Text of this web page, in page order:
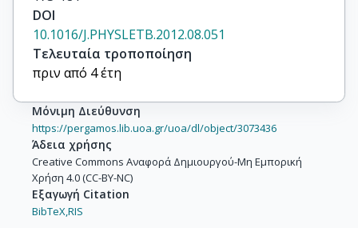
Barbaro-Galtieri, A.
Barnes, V.E.
Barnett, B.A.
Barria, P.
Bartos, P.
Bauce, M.
Bedeschi, F.
Behari, S.
Bellettini, G.
Bellinger, J.
Benjamin, D.
Beretvas, A.
DOI
10.1016/J.PHYSLETB.2012.08.051
Τελευταία τροποποίηση
πριν από 4 έτη
Μόνιμη Διεύθυνση
https://pergamos.lib.uoa.gr/uoa/dl/object/3073436
Άδεια χρήσης
Creative Commons Αναφορά Δημιουργού-Μη Εμπορική
Χρήση 4.0 (CC-BY-NC)
Εξαγωγή Citation
BibTeX,RIS